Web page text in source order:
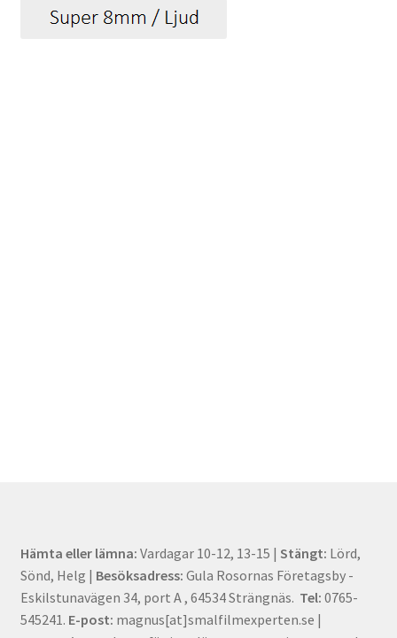
Hämta eller lämna: Vardagar 10-12, 13-15 | Stängt: Lörd,
Sönd, Helg | Besöksadress: Gula Rosornas Företagsby -
Eskilstunavägen 34, port A , 64534 Strängnäs. Tel: 0765-
545241. E-post: magnus[at]smalfilmexperten.se |